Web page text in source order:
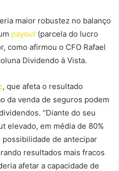
maior robustez no balanço
payout (parcela do lucro
como afirmou o CFO Rafael
Dividendo à Vista.
, que afeta o resultado
da venda de seguros podem
“Diante do seu
elevado, em média de 80%
de antecipar
resultados mais fracos
afetar a capacidade de